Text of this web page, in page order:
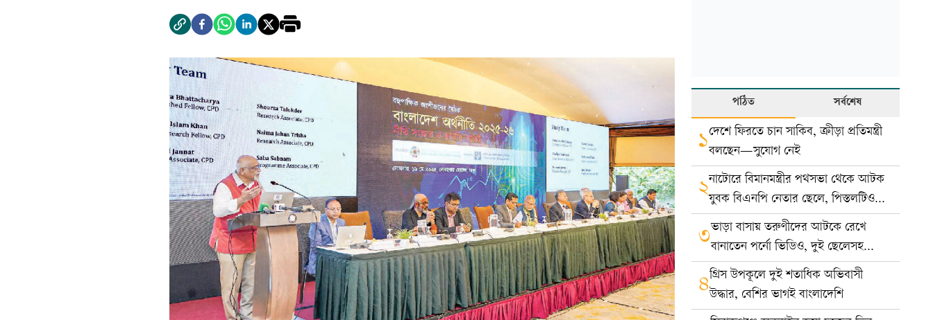
পঠিত সর্বশেষ
১দেশে ফিরতে চান সাকিব, ক্রীড়া প্রতিমন্ত্রী
বলছেন—সুযোগ নেই
২নাটোরে বিমানমন্ত্রীর পথসভা থেকে আটক
যুবক বিএনপি নেতার ছেলে, পিস্তলটিও
খেলনা
৩ভাড়া বাসায় তরুণীদের আটকে রেখে
বানাতেন পর্নো ভিডিও, দুই ছেলেসহ
দম্পতি গ্রেপ্তার
৪গ্রিস উপকূলে দুই শতাধিক অভিবাসী
উদ্ধার, বেশির ভাগই বাংলাদেশি